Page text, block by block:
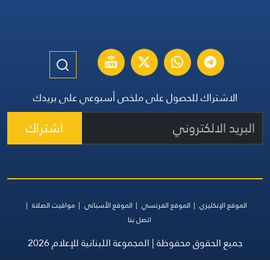
الاشتراك للحصول على ملخص أسبوعي على بريدك
اشتراك
الموقع الإنكليزي الموقع الفرنسي الموقع الأسباني
مواقيت الصلاة
اتصل بنا
جميع الحقوق محفوظة | المجموعة اللبنانية للإعلام 2026